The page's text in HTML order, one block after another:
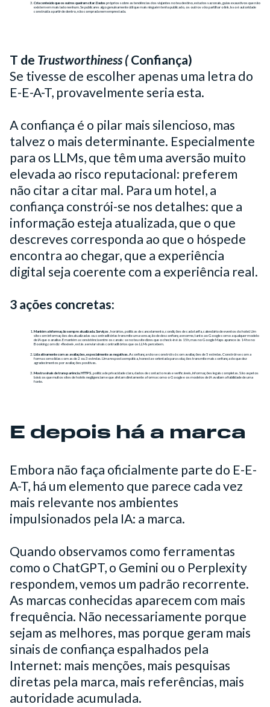
Cria conteúdo que os outros queiram citar. Dadospróprios sobre as tendências dos viajantes no teu destino, estudos sazonais, guias exaustivos que não
existem em mais lado nenhum. Se publicares algo genuinamente útil que mais ninguém tenha publicado, os outros vão partilhar o link. Isso é autoridade
construída a partir de dentro, não comprada nem emprestada.
T de Trustworthiness (Confiança)
Se tivesse de escolher apenas uma letra do
E-E-A-T, provavelmente seria esta.
A confiança é o pilar mais silencioso, mas
talvez o mais determinante. Especialmente
para os LLMs, que têm uma aversão muito
elevada ao risco reputacional: preferem
não citar a citar mal. Para um hotel, a
confiança constrói-se nos detalhes: que a
informação esteja atualizada, que o que
descreves corresponda ao que o hóspede
encontra ao chegar, que a experiência
digital seja coerente com a experiência real.
3 ações concretas:
Mantém a informação sempre atualizada. Serviços , horários, políticas de cancelamento, condições de cada tarifa, calendário de eventos do hotel. Um
site com informações desatualizadas ou contraditórias transmite uma sensação de desconfiança enorme, tanto ao Google como a qualquer modelo
de IA que o analise. E mantém a consistência entre os canais: se no teu site dizes que o check-in é às 15h, mas no Google Maps aparece às 14h e no
Booking.com diz «flexível», estás a enviar sinais contraditórios que os LLMs percebem.
Lida ativamente com as avaliações, especialmente as negativas. Aconfiança não se constrói só com avaliações de 5 estrelas. Constrói-se com a
forma como lidas com as de 2 ou 3 estrelas. Uma resposta empática, honesta e orientada para soluções transmite mais confiança do que dez
agradecimentos por avaliações positivas.
Mostra sinais de transparência. HTTPS , política de privacidade clara, dados de contacto reais e verificáveis, informações legais completas. São aspetos
básicos que muitos sites de hotéis negligenciam e que afetam diretamente a forma como o Google e os modelos de IA avaliam a fiabilidade de uma
fonte.
E depois há a marca
Embora não faça oficialmente parte do E-E-
A-T, há um elemento que parece cada vez
mais relevante nos ambientes
impulsionados pela IA: a marca.
Quando observamos como ferramentas
como o ChatGPT, o Gemini ou o Perplexity
respondem, vemos um padrão recorrente.
As marcas conhecidas aparecem com mais
frequência. Não necessariamente porque
sejam as melhores, mas porque geram mais
sinais de confiança espalhados pela
Internet: mais menções, mais pesquisas
diretas pela marca, mais referências, mais
autoridade acumulada.